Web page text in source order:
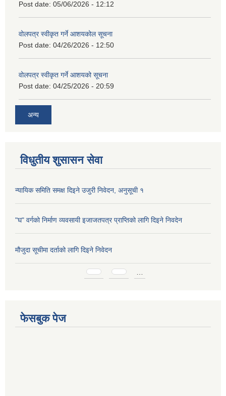
Post date: 05/06/2026 - 12:12
वोलपत्र स्वीकृत गर्ने आशयकोल सूचना
Post date: 04/26/2026 - 12:50
वोलपत्र स्वीकृत गर्ने आशयको सूचना
Post date: 04/25/2026 - 20:59
अन्य
विधुतीय शुसासन सेवा
न्यायिक समिति समक्ष दिइने उजुरी निवेदन, अनुसूची १
"घ" वर्गको निर्माण व्यवसायी इजाजतपत्र प्राप्तिको लागि दिइने निवदेन
मौजुदा सूचीमा दर्ताको लागि दिइने निवेदन
फेसबुक पेज